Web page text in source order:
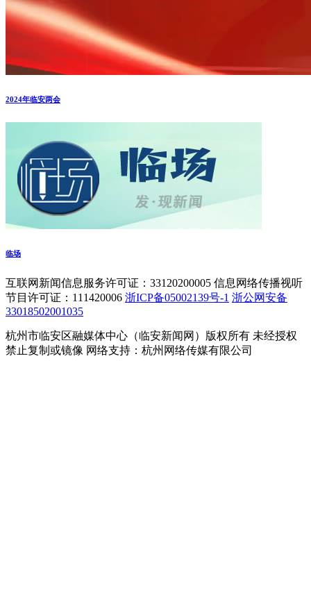
2024年临安两会
临场
互联网新闻信息服务许可证：33120200005 信息网络传播视听
节目许可证：111420006 浙ICP备05002139号-1 浙公网安备
33018502001035
杭州市临安区融媒体中心（临安新闻网）版权所有 未经授权
禁止复制或镜像 网络支持：杭州网络传媒有限公司